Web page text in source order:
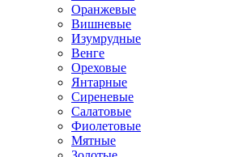
Оранжевые
Вишневые
Изумрудные
Венге
Ореховые
Янтарные
Сиреневые
Салатовые
Фиолетовые
Мятные